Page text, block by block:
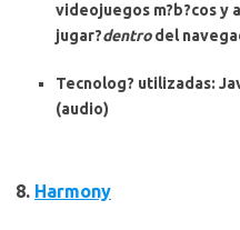
videojuegos m?b?cos y
jugar?dentrodel
Tecnolog? utilizadas:
(audio)
8. Harmony